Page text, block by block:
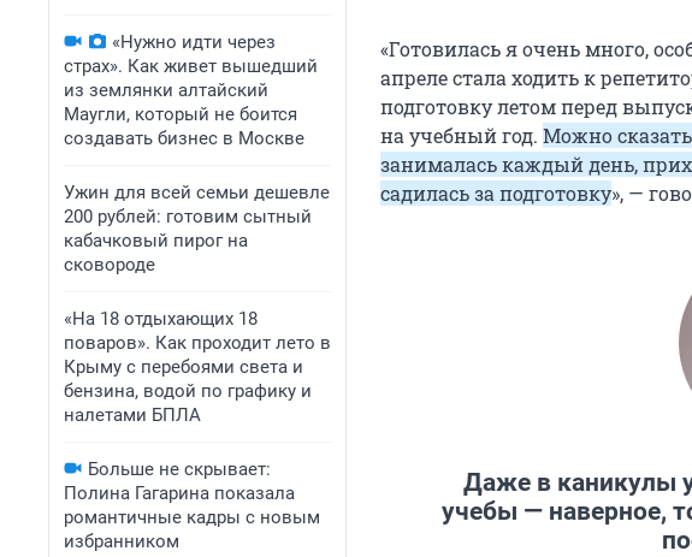
«Нужно идти через
страх». Как живет вышедший
из землянки алтайский
Маугли, который не боится
создавать бизнес в Москве
Ужин для всей семьи дешевле
200 рублей: готовим сытный
кабачковый пирог на
сковороде
«На 18 отдыхающих 18
поваров». Как проходит лето в
Крыму с перебоями света и
бензина, водой по графику и
налетами БПЛА
Больше не скрывает:
Полина Гагарина показала
романтичные кадры с новым
избранником
«Готовилась я очень много,
апреле стала ходить к
подготовку летом перед
на учебный год. Можно
занималась каждый день,
садилась за подготовку», —
Даже в каникулы
учебы — наверное,